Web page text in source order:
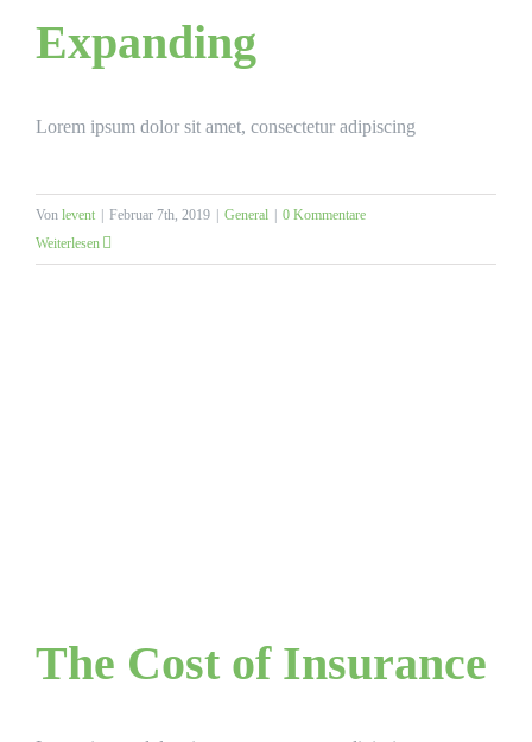
Expanding
Lorem ipsum dolor sit amet, consectetur adipiscing
Von levent Februar 7th, 2019 General
0 Kommentare
Weiterlesen
The Cost of Insurance